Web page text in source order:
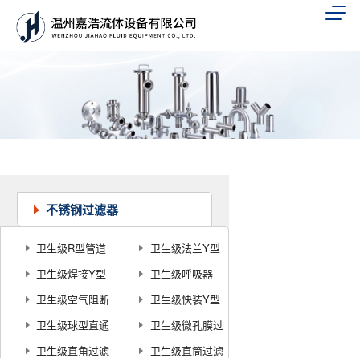
不锈钢过滤器
卫生级R型管道
过滤器
卫生级法兰Y型
过滤器
卫生级焊接Y型
过滤器
卫生级呼吸器
卫生级空气阻断
卫生级快装Y型
过滤器
卫生级球型直通
过滤器
卫生级微孔膜过
卫生级直角过滤
卫生级直筒过滤